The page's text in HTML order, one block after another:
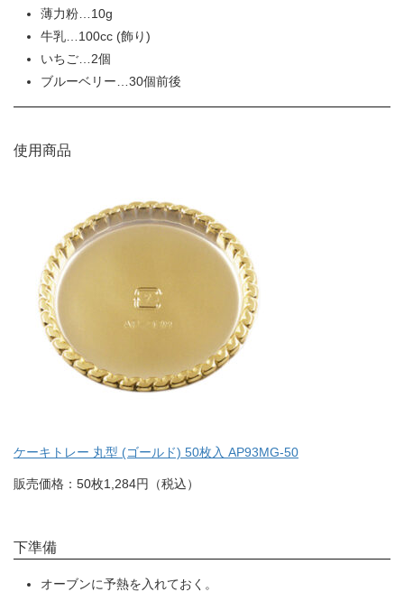
薄力粉…10g
牛乳…100cc (飾り)
いちご…2個
ブルーベリー…30個前後
使用商品
ケーキトレー 丸型 (ゴールド) 50枚入 AP93MG-50
販売価格：50枚1,284円（税込）
下準備
オーブンに予熱を入れておく。